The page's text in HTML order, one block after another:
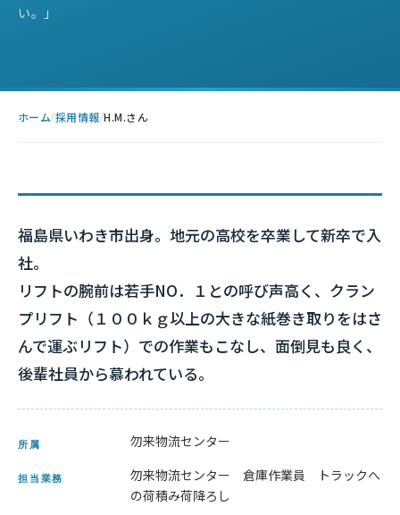
い。」
ホーム 採用情報 H.M.さん
福島県いわき市出身。地元の高校を卒業して新卒で入
社。
リフトの腕前は若手NO．１との呼び声高く、クラン
プリフト（１００ｋｇ以上の大きな紙巻き取りをはさ
んで運ぶリフト）での作業もこなし、面倒見も良く、
後輩社員から慕われている。
所属 勿来物流センター
担当業務
勿来物流センター 倉庫作業員 トラックへ
の荷積み荷降ろし